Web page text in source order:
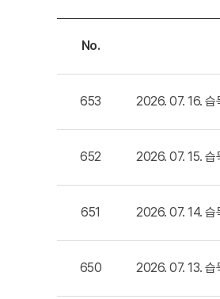
No.
653 2026. 07. 16. 습
652 2026. 07. 15. 습
651 2026. 07. 14. 습
650 2026. 07. 13. 습